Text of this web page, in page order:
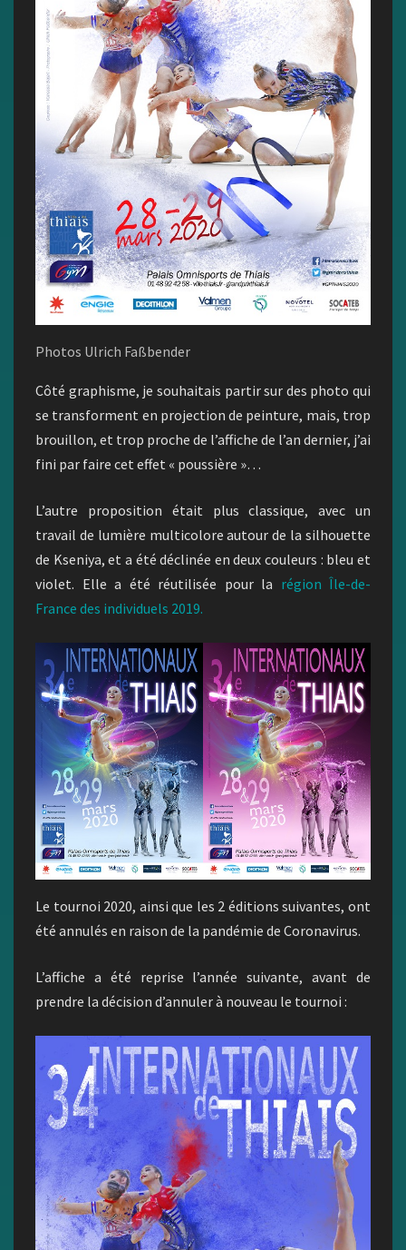
Photos Ulrich Faßbender
Côté graphisme, je souhaitais partir sur des photo qui
se transforment en projection de peinture, mais, trop
brouillon, et trop proche de l’affiche de l’an dernier, j’ai
fini par faire cet effet « poussière »…
L’autre proposition était plus classique, avec un
travail de lumière multicolore autour de la silhouette
de Kseniya, et a été déclinée en deux couleurs : bleu et
violet. Elle a été réutilisée pour la région Île-de-
France des individuels 2019.
Le tournoi 2020, ainsi que les 2 éditions suivantes, ont
été annulés en raison de la pandémie de Coronavirus.
L’affiche a été reprise l’année suivante, avant de
prendre la décision d’annuler à nouveau le tournoi :